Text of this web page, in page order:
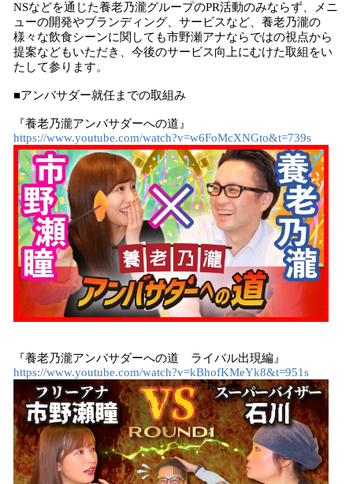
NSなどを通じた養老乃瀧グループのPR活動のみならず、メニ
ューの開発やブランディング、サービスなど、養老乃瀧の
様々な飲食シーンに関しても市野瀬アナならではの視点から
提案などもいただき、今後のサービス向上にむけた取組をい
たして参ります。
■アンバサダー就任までの取組み
『養老乃瀧アンバサダーへの道』
https://www.youtube.com/watch?v=w6FoMcXNGto&t=739s
『養老乃瀧アンバサダーへの道 ライバル出現編』
https://www.youtube.com/watch?v=kBhofKMeYk8&t=951s